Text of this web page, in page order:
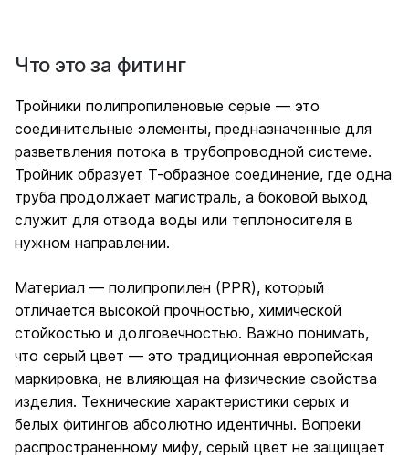
Что это за фитинг
Тройники полипропиленовые серые — это
соединительные элементы, предназначенные для
разветвления потока в трубопроводной системе.
Тройник образует Т-образное соединение, где одна
труба продолжает магистраль, а боковой выход
служит для отвода воды или теплоносителя в
нужном направлении.
Материал — полипропилен (PPR), который
отличается высокой прочностью, химической
стойкостью и долговечностью. Важно понимать,
что серый цвет — это традиционная европейская
маркировка, не влияющая на физические свойства
изделия. Технические характеристики серых и
белых фитингов абсолютно идентичны. Вопреки
распространенному мифу, серый цвет не защищает